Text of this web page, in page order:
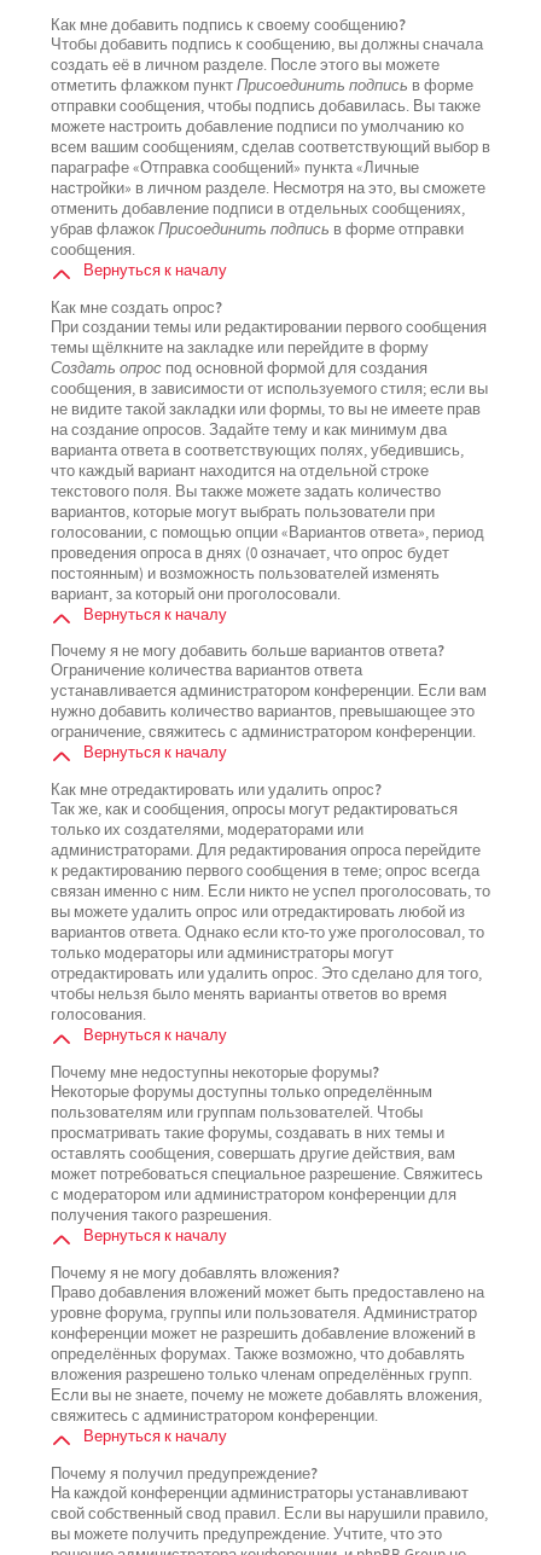
Как мне добавить подпись к своему сообщению?
Чтобы добавить подпись к сообщению, вы должны сначала
создать её в личном разделе. После этого вы можете
отметить флажком пунктПрисоединить подпись в форме
отправки сообщения, чтобы подпись добавилась. Вы также
можете настроить добавление подписи по умолчанию ко
всем вашим сообщениям, сделав соответствующий выбор в
параграфе «Отправка сообщений» пункта «Личные
настройки» в личном разделе. Несмотря на это, вы сможете
отменить добавление подписи в отдельных сообщениях,
убрав флажокПрисоединить подпись в форме отправки
сообщения.
Вернуться к началу
Как мне создать опрос?
При создании темы или редактировании первого сообщения
темы щёлкните на закладке или перейдите в форму
Создать опроспод основной формой для создания
сообщения, в зависимости от используемого стиля; если вы
не видите такой закладки или формы, то вы не имеете прав
на создание опросов. Задайте тему и как минимум два
варианта ответа в соответствующих полях, убедившись,
что каждый вариант находится на отдельной строке
текстового поля. Вы также можете задать количество
вариантов, которые могут выбрать пользователи при
голосовании, с помощью опции «Вариантов ответа», период
проведения опроса в днях (0 означает, что опрос будет
постоянным) и возможность пользователей изменять
вариант, за который они проголосовали.
Вернуться к началу
Почему я не могу добавить больше вариантов ответа?
Ограничение количества вариантов ответа
устанавливается администратором конференции. Если вам
нужно добавить количество вариантов, превышающее это
ограничение, свяжитесь с администратором конференции.
Вернуться к началу
Как мне отредактировать или удалить опрос?
Так же, как и сообщения, опросы могут редактироваться
только их создателями, модераторами или
администраторами. Для редактирования опроса перейдите
к редактированию первого сообщения в теме; опрос всегда
связан именно с ним. Если никто не успел проголосовать, то
вы можете удалить опрос или отредактировать любой из
вариантов ответа. Однако если кто-то уже проголосовал, то
только модераторы или администраторы могут
отредактировать или удалить опрос. Это сделано для того,
чтобы нельзя было менять варианты ответов во время
голосования.
Вернуться к началу
Почему мне недоступны некоторые форумы?
Некоторые форумы доступны только определённым
пользователям или группам пользователей. Чтобы
просматривать такие форумы, создавать в них темы и
оставлять сообщения, совершать другие действия, вам
может потребоваться специальное разрешение. Свяжитесь
с модератором или администратором конференции для
получения такого разрешения.
Вернуться к началу
Почему я не могу добавлять вложения?
Право добавления вложений может быть предоставлено на
уровне форума, группы или пользователя. Администратор
конференции может не разрешить добавление вложений в
определённых форумах. Также возможно, что добавлять
вложения разрешено только членам определённых групп.
Если вы не знаете, почему не можете добавлять вложения,
свяжитесь с администратором конференции.
Вернуться к началу
Почему я получил предупреждение?
На каждой конференции администраторы устанавливают
свой собственный свод правил. Если вы нарушили правило,
вы можете получить предупреждение. Учтите, что это